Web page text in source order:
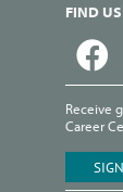
FIND
Receive
Career